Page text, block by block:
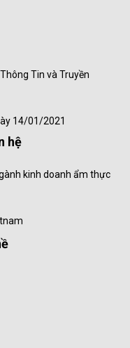
Tin và Truyền
14/01/2021
hệ
kinh doanh ẩm thực